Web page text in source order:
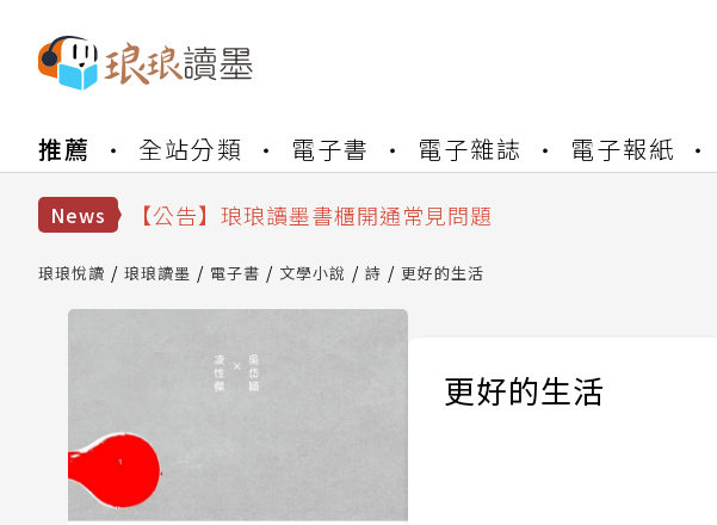
推薦 全站分類 電子書 電子雜誌 電子報紙
News
【公告】琅琅讀墨數位閱讀資產合併與書櫃開通申請
【公告】琅琅讀墨 3 分鐘完成書櫃開通與資產合併申請圖文
【公告】琅琅讀墨數位閱讀資產合併與書櫃開通申請
琅琅悅讀 琅琅讀墨 電子書 文學小說 詩 更好的生活
更好的生活